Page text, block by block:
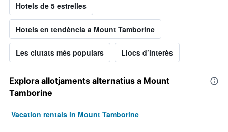
Hotels de 5 estrelles
Hotels en tendència a Mount Tamborine
Les ciutats més populars Llocs d’interès
Explora allotjaments alternatius a Mount
Tamborine
Vacation rentals in Mount Tamborine